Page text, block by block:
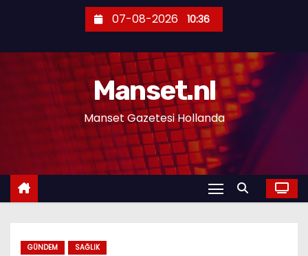
e
07-08-2026 10:36
Manset.nl
Manset Gazetesi Hollanda
GÜNDEM SAĞLIK